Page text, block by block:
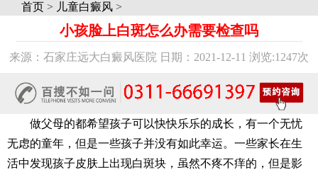
首页 > 儿童白癜风 >
小孩脸上白斑怎么办需要检查吗
来源：石家庄远大白癜风医院 日期：2021-12-11 浏览:1247次
做父母的都希望孩子可以快快乐乐的成长，有一个无忧
无虑的童年，但是一些孩子并没有如此幸运。一些家长在生
活中发现孩子皮肤上出现白斑块，虽然不疼不痒的，但是影